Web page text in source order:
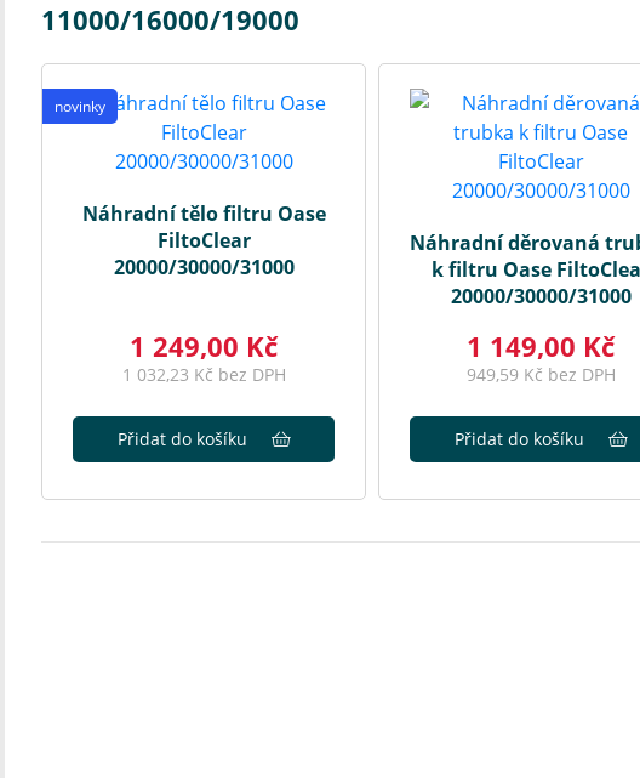
11000/16000/19000
novinky
Náhradní tělo filtru Oase
FiltoClear
20000/30000/31000
1 249,00 Kč
1 032,23 Kč bez DPH
Přidat do košíku
Náhradní děrovaná
k filtru Oase
20000/30000/31000
1 149,00 Kč
949,59 Kč bez DPH
Přidat do košíku